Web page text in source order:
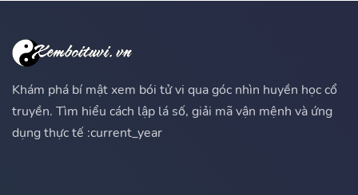
Khám phá bí mật xem bói tử vi qua góc nhìn huyền học cổ
truyền. Tìm hiểu cách lập lá số, giải mã vận mệnh và ứng
dụng thực tế :current_year